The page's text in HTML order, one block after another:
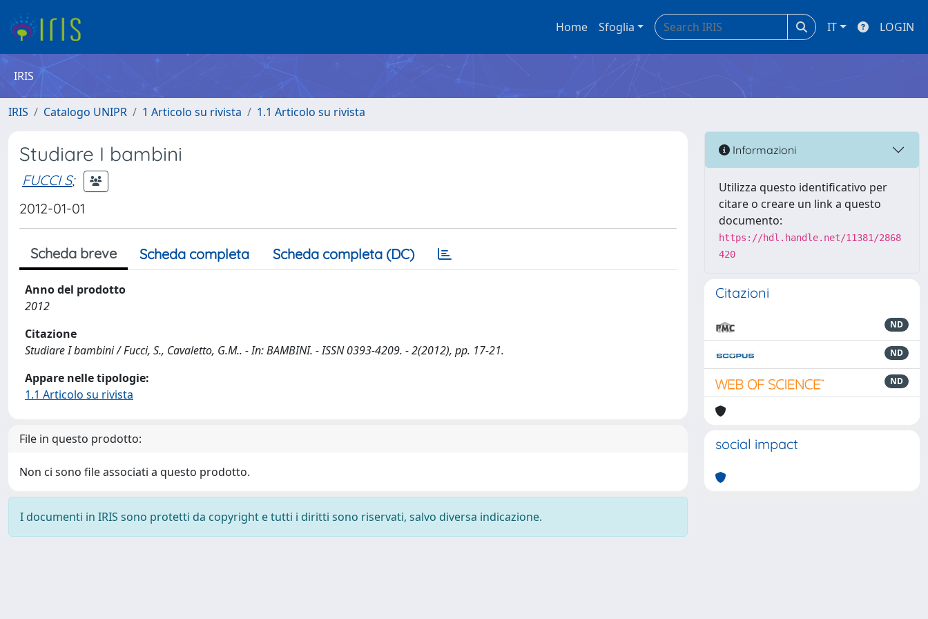
Home Sfoglia IT LOGIN
IRIS
IRIS Catalogo UNIPR 1 Articolo su rivista 1.1 Articolo su rivista
Studiare I bambini
FUCCI S;
2012-01-01
Scheda breve Scheda completa Scheda completa (DC)
Anno del prodotto
2012
Citazione
Studiare I bambini / Fucci, S., Cavaletto, G.M.. - In: BAMBINI. - ISSN 0393-4209. - 2(2012), pp. 17-21.
Appare nelle tipologie:
1.1 Articolo su rivista
File in questo prodotto:
Non ci sono file associati a questo prodotto.
I documenti in IRIS sono protetti da copyright e tutti i diritti sono riservati, salvo diversa indicazione.
Informazioni
Utilizza questo identificativo per
citare o creare un link a questo
documento:
https://hdl.handle.net/11381/2868
420
Citazioni
ND
ND
ND
social impact